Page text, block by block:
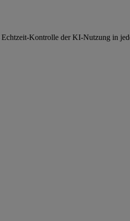
Kontrolle der KI-Nutzung in